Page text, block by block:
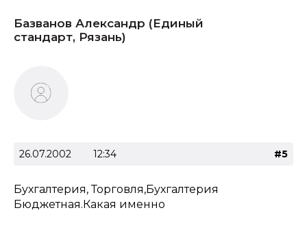
Базванов Александр (Единый
стандарт, Рязань)
26.07.2002 12:34 #5
Бухгалтерия, Торговля,Бухгалтерия
Бюджетная.Какая именно